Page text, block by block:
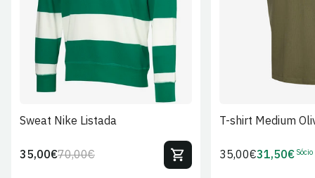
Sweat Nike Listada
Preço
70,00€Preço
35,00€
T-shirt Medium
Preço
35,00€Preço
31,50€ Sócio